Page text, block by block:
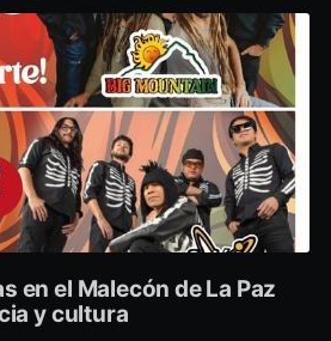
en el Malecón de La Paz
y cultura